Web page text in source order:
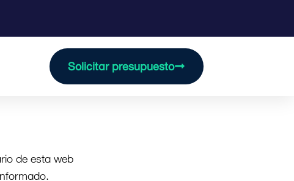
Solicitar presupuesto
de esta web